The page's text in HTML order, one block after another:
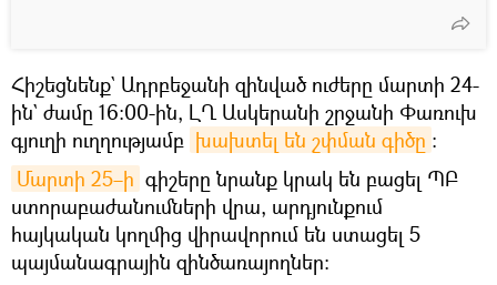
Հիշեցնենք` Ադրբեջանի զինված ուժերը մարտի 24-
ին` ժամը 16։00-ին, ԼՂ Ասկերանի շրջանի Փառուխ
գյուղի ուղղությամբ խախտել են շփման գիծը ։
Մարտի 25–ի գիշերը նրանք կրակ են բացել ՊԲ
ստորաբաժանումների վրա, արդյունքում
հայկական կողմից վիրավորում են ստացել 5
պայմանագրային զինծառայողներ։